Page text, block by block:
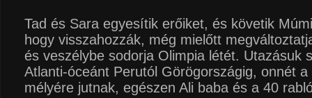
Tad és Sara egyesítik erőiket, és követik
hogy visszahozzák, még mielőtt
és veszélybe sodorja Olimpia létét. Utazásuk
Atlanti-óceánt Perutól Görögországig, onnét a
mélyére jutnak, egészen Ali baba és a 40